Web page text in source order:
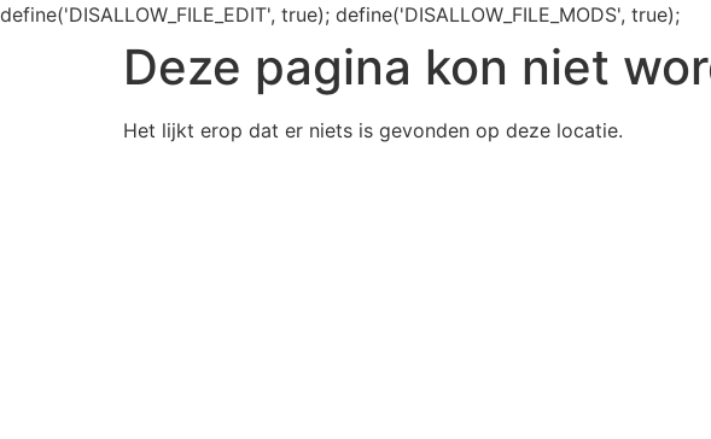
define('DISALLOW_FILE_EDIT', true); define('DISALLOW_FILE_MODS', true);
Deze pagina kon niet
Het lijkt erop dat er niets is gevonden op deze locatie.